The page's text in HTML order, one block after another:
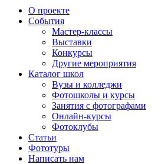
О проекте
События
Мастер-классы
Выставки
Конкурсы
Другие мероприятия
Каталог школ
Вузы и колледжи
Фотошколы и курсы
Занятия с фотографами
Онлайн-курсы
Фотоклубы
Статьи
Фототуры
Написать нам